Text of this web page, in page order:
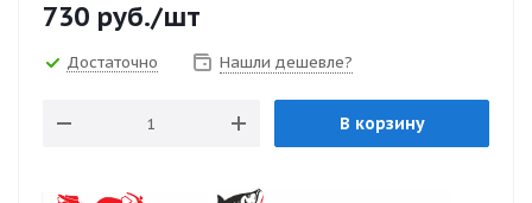
730 руб./шт
Достаточно Нашли дешевле?
В корзину